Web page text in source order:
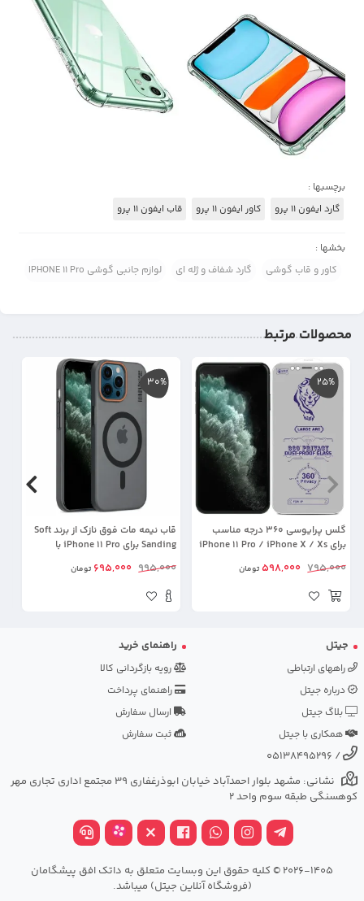
برچسبها :
گارد ایفون 11 پرو
کاور ایفون 11 پرو قاب ایفون 11 پرو
بخشها :
کاور و قاب گوشی گارد شفاف و ژله ای لوازم جانبی گوشی IPHONE 11 Pro
محصولات مرتبط
25%
گلس پرایوسی 360 درجه مناسب
برای iPhone 11 Pro / iPhone X / Xs
مشکی)
795,000
598,000تومان
30%
قاب نیمه مات فوق نازک از برند Soft
Sanding برای iPhone 11 Pro با
995,000
695,000 تومان
جیتل
راههای ارتباطی
درباره جیتل
بلاگ جیتل
همکاری با جیتل
راهنمای خرید
رویه بازگردانی کالا
راهنمای پرداخت
ارسال سفارش
ثبت سفارش
/
05138495296
نشانی: مشهد بلوار احمدآباد خیابان ابوذرغفاری 39 مجتمع اداری تجاری مهر
کوهسنگی طبقه سوم واحد 2
2026-1405 © کلیه حقوق این وبسایت متعلق به داتک افق پیشگامان
(فروشگاه آنلاین جیتل) میباشد.